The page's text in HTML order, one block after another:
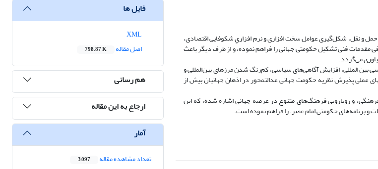
و نقل، شکل‌گیری عوامل سخت افزاری و نرم افزاریِ شکوفایی اقتصادی،
مقدمات فنی تشکیل حکومتی جهانی را فراهم نموده، و از طرف دیگر باعث
می‌گردد.
المللی، افزایش آگاهی‌های سیاسی، کم‌رنگ شدن مرزهای بین‌المللی و
عملی پذیرش نظریه حکومت جهانی عدالت‏محور در اذهان جهانیان بیش از
و رویارویی فرهنگ‌های متنوع در عرصه جهانی اشاره شده، که این
برنامه‌های حکومتی امام عصر. را فراهم نموده است.
فایل ها
اصل مقاله
798.87 K
هم رسانی
ارجاع به این مقاله
آمار
تعداد مشاهده مقاله 3,097